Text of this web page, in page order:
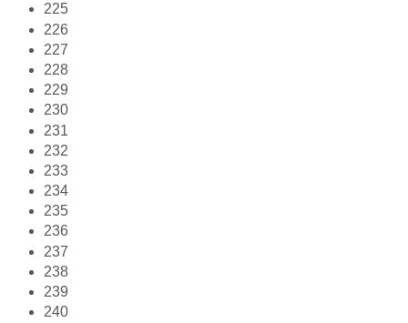
225
226
227
228
229
230
231
232
233
234
235
236
237
238
239
240